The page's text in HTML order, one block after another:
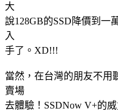
大
說128GB的SSD降價到一
入
手了。XD!!!
當然，在台灣的朋友不用
賣場
去體驗！SSDNow V+的